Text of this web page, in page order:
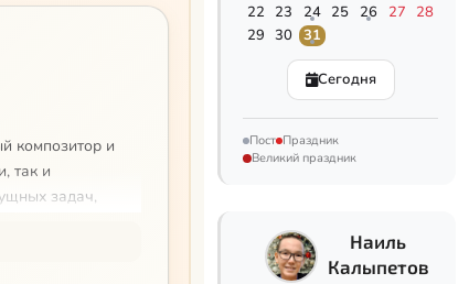
композитор и
так и
задач,
Богослова, прпп.
области
22
23 24 25 26 27
28
29 30 31
Сегодня
Пост Праздник
Великий праздник
Наиль
Калыпетов